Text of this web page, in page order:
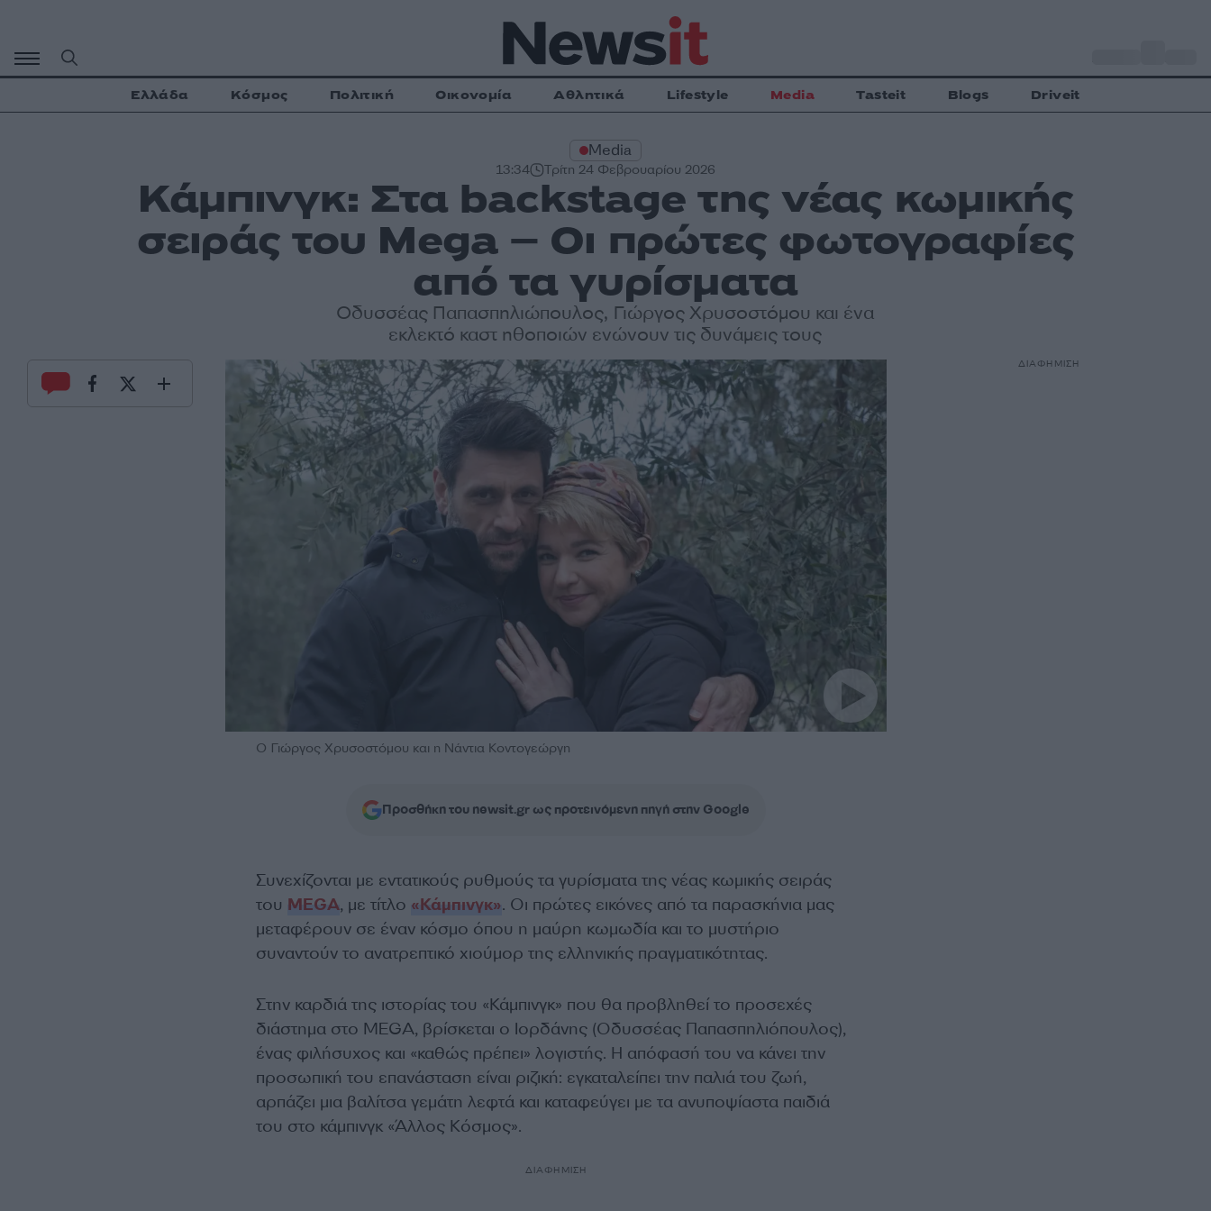
περιεχόμενο
Ελλάδα Κόσμος Πολιτική Οικονομία Αθλητικά Lifestyle Media Tasteit Blogs Driveit
Media
13:34 Τρίτη 24 Φεβρουαρίου 2026
Κάμπινγκ: Στα backstage της νέας κωμικής
σειράς του Mega – Οι πρώτες φωτογραφίες
από τα γυρίσματα
Οδυσσέας Παπασπηλιώπουλος, Γιώργος Χρυσοστόμου και ένα
εκλεκτό καστ ηθοποιών ενώνουν τις δυνάμεις τους
Ο Γιώργος Χρυσοστόμου και η Νάντια Κοντογεώργη
Προσθήκη του newsit.gr ως προτεινόμενη πηγή στην Google
Συνεχίζονται με εντατικούς ρυθμούς τα γυρίσματα της νέας κωμικής σειράς
του MEGA, με τίτλο «Κάμπινγκ». Οι πρώτες εικόνες από τα παρασκήνια μας
μεταφέρουν σε έναν κόσμο όπου η μαύρη κωμωδία και το μυστήριο
συναντούν το ανατρεπτικό χιούμορ της ελληνικής πραγματικότητας.
Στην καρδιά της ιστορίας του «Κάμπινγκ» που θα προβληθεί το προσεχές
διάστημα στο MEGA, βρίσκεται ο Ιορδάνης (Οδυσσέας Παπασπηλιόπουλος),
ένας φιλήσυχος και «καθώς πρέπει» λογιστής. Η απόφασή του να κάνει την
προσωπική του επανάσταση είναι ριζική: εγκαταλείπει την παλιά του ζωή,
αρπάζει μια βαλίτσα γεμάτη λεφτά και καταφεύγει με τα ανυποψίαστα παιδιά
του στο κάμπινγκ «Άλλος Κόσμος».
ΔΙΑΦΗΜΙΣΗ
ΔΙΑΦΗΜΙΣΗ